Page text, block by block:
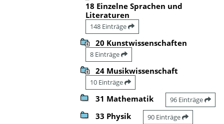
18 Einzelne Sprachen und
Literaturen
148 Einträge
20 Kunstwissenschaften
8 Einträge
24 Musikwissenschaft
10 Einträge
31 Mathematik 96 Einträge
33 Physik 90 Einträge